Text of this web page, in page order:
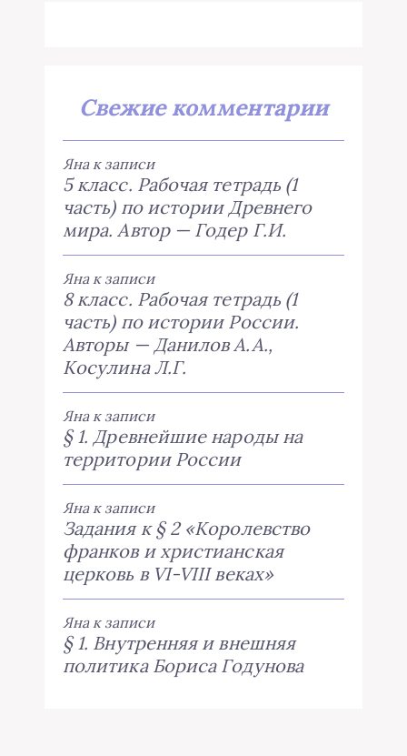
Свежие комментарии
Янак записи
5 класс. Рабочая тетрадь (1
часть) по истории Древнего
мира. Автор — Годер Г.И.
Янак записи
8 класс. Рабочая тетрадь (1
часть) по истории России.
Авторы — Данилов А.А.,
Косулина Л.Г.
Янак записи
§ 1. Древнейшие народы на
территории России
Янак записи
Задания к § 2 «Королевство
франков и христианская
церковь в VI-VIII веках»
Янак записи
§ 1. Внутренняя и внешняя
политика Бориса Годунова